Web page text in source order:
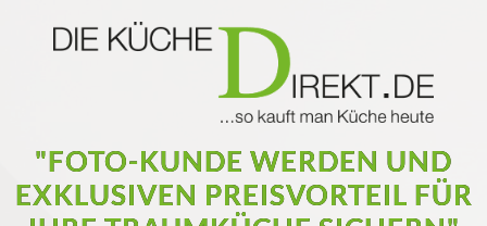
"FOTO-KUNDE WERDEN UND
EXKLUSIVEN PREISVORTEIL FÜR